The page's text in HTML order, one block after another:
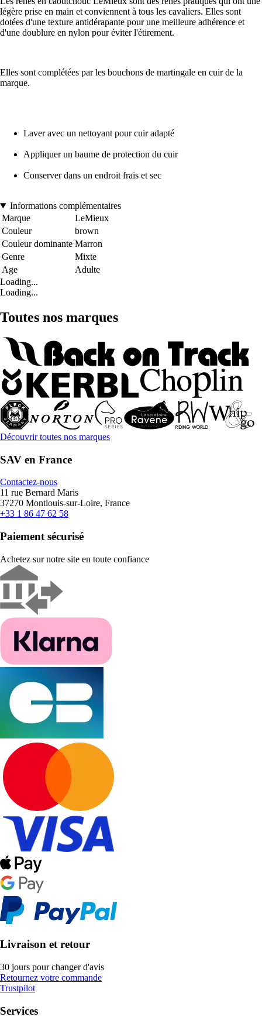
légère prise en main et conviennent à tous les cavaliers. Elles sont
dotées d'une texture antidérapante pour une meilleure adhérence et
d'une doublure en nylon pour éviter l'étirement.
Elles sont complétées par les bouchons de martingale en cuir de la
marque.
Laver avec un nettoyant pour cuir adapté
Appliquer un baume de protection du cuir
Conserver dans un endroit frais et sec
Informations complémentaires
Marque
LeMieux
Couleur
brown
Couleur dominante Marron
Genre
Mixte
Age
Adulte
Loading...
Loading...
Toutes nos marques
Découvrir toutes nos marques
SAV en France
Contactez-nous
11 rue Bernard Maris
37270 Montlouis-sur-Loire, France
+33 1 86 47 62 58
Paiement sécurisé
Achetez sur notre site en toute confiance
Livraison et retour
30 jours pour changer d'avis
Retournez votre commande
Trustpilot
Services